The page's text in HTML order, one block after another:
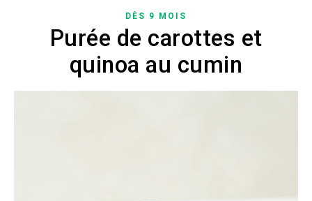
DÈS 9 MOIS
Purée de carottes et
quinoa au cumin